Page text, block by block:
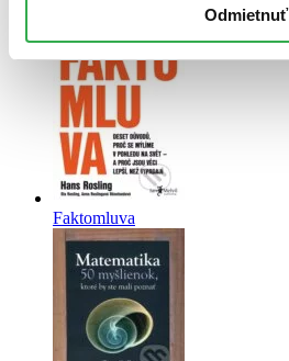
Odmietnuť
Faktomluva